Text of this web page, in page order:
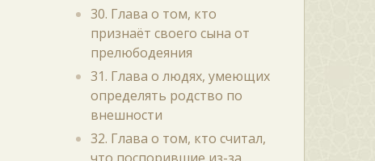
30. Глава о том, кто
признаёт своего сына от
прелюбодеяния
31. Глава о людях, умеющих
определять родство по
внешности
32. Глава о том, кто считал,